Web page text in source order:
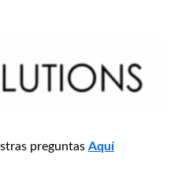
preguntas Aquí